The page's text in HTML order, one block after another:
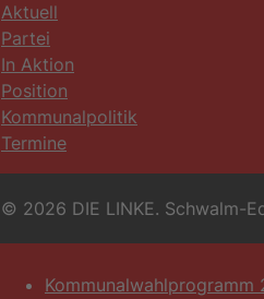
Aktuell
Partei
In Aktion
Position
Kommunalpolitik
Termine
© 2026 DIE LINKE. Schwalm-
Kommunalwahlprogramm